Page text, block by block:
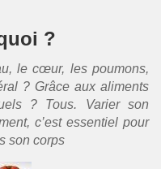
?
le cœur, les poumons,
? Grâce aux aliments
? Tous. Varier son
c’est essentiel pour
son corps